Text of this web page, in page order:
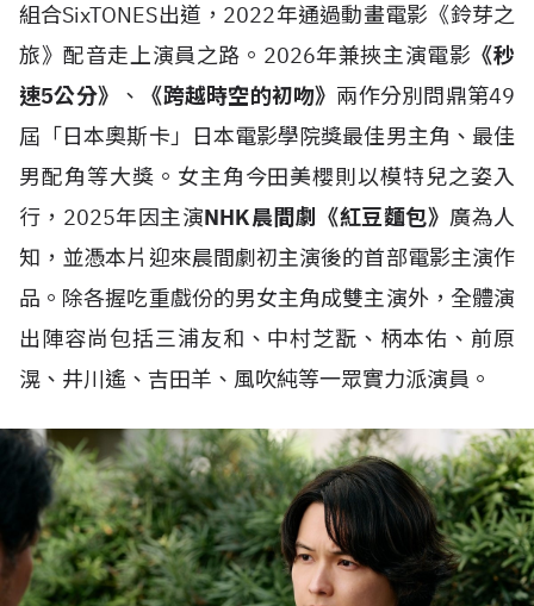
組合SixTONES出道，2022年通過動畫電影《鈴芽之
旅》配音走上演員之路。2026年兼挾主演電影 《秒
速5公分》
、 《跨越時空的初吻》 兩作分別問鼎第49
屆「日本奧斯卡」日本電影學院獎最佳男主角、最佳
男配角等大獎。女主角今田美櫻則以模特兒之姿入
行，2025年因主演NHK晨間劇《紅豆麵包》 廣為人
知，並憑本片迎來晨間劇初主演後的首部電影主演作
品。除各握吃重戲份的男女主角成雙主演外，全體演
出陣容尚包括三浦友和、中村芝翫、柄本佑、前原
滉、井川遙、吉田羊、風吹純等一眾實力派演員。